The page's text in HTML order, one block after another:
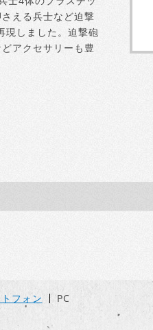
える兵士など迫撃
現しました。迫撃砲
アクセサリーも豊
フォン PC